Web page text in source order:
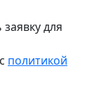
для
политикой